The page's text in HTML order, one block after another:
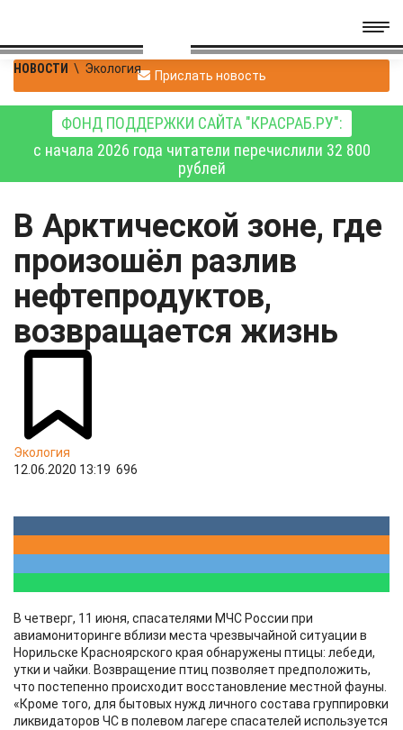
НОВОСТИ \ Экология Прислать новость
ФОНД ПОДДЕРЖКИ САЙТА "КРАСРАБ.РУ":
с начала 2026 года читатели перечислили 32 800
рублей
В Арктической зоне, где
произошёл разлив
нефтепродуктов,
возвращается жизнь
Экология
12.06.2020 13:19 696
В четверг, 11 июня, спасателями МЧС России при
авиамониторинге вблизи места чрезвычайной ситуации в
Норильске Красноярского края обнаружены птицы: лебеди,
утки и чайки. Возвращение птиц позволяет предположить,
что постепенно происходит восстановление местной фауны.
«Кроме того, для бытовых нужд личного состава группировки
ликвидаторов ЧС в полевом лагере спасателей используется